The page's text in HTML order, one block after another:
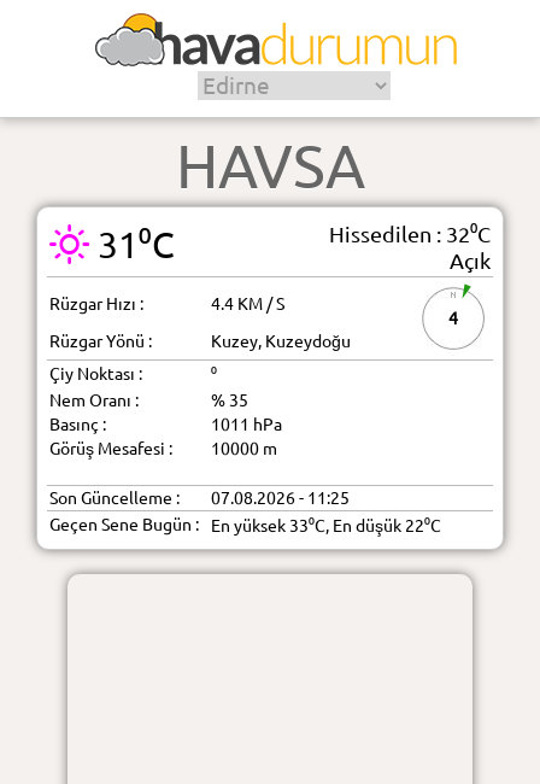
HAVSA
31⁰C
Hissedilen : 32⁰C
Açık
Rüzgar Hızı : 4.4 KM / S
4
Rüzgar Yönü :
Kuzey, Kuzeydoğu
Çiy Noktası :
⁰
Nem Oranı :
% 35
Basınç :
1011 hPa
Görüş Mesafesi :
10000 m
Son Güncelleme :
07.08.2026 - 11:25
Geçen Sene Bugün :
En yüksek 33⁰C, En düşük 22⁰C